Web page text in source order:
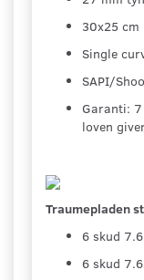
30x25
Single
SAPI/
Garanti:
loven
Traumepladen
6 skud
6 skud